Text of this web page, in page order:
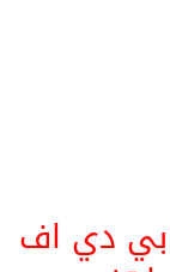
بي دي اف